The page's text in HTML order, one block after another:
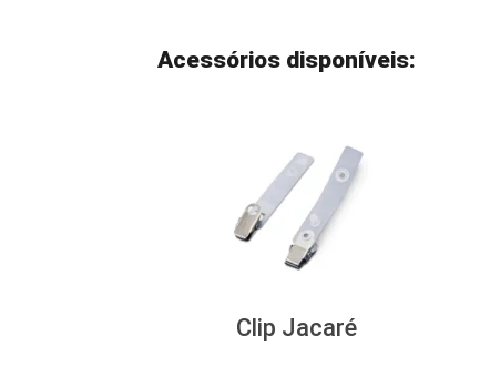
Acessórios disponíveis:
Clip Jacaré